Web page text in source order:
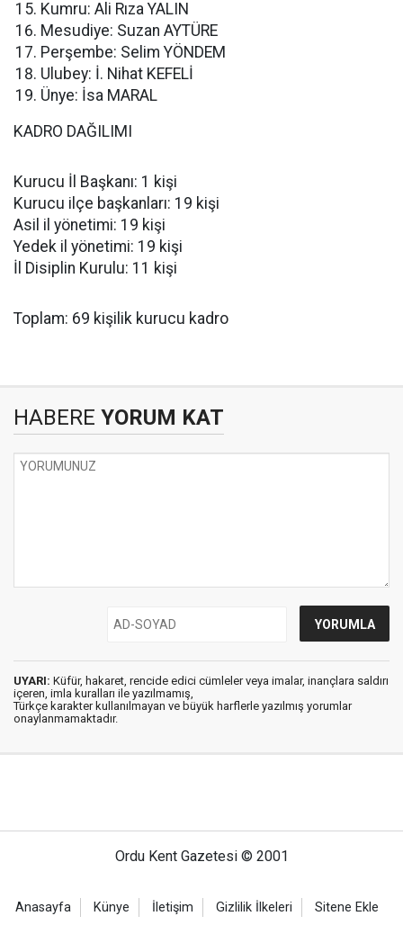
Kumru: Ali Rıza YALIN
Mesudiye: Suzan AYTÜRE
Perşembe: Selim YÖNDEM
Ulubey: İ. Nihat KEFELİ
Ünye: İsa MARAL
KADRO DAĞILIMI
Kurucu İl Başkanı: 1 kişi
Kurucu ilçe başkanları: 19 kişi
Asil il yönetimi: 19 kişi
Yedek il yönetimi: 19 kişi
İl Disiplin Kurulu: 11 kişi
Toplam: 69 kişilik kurucu kadro
HABERE YORUM KAT
UYARI: Küfür, hakaret, rencide edici cümleler veya imalar, inançlara saldırı
içeren, imla kuralları ile yazılmamış,
Türkçe karakter kullanılmayan ve büyük harflerle yazılmış yorumlar
onaylanmamaktadır.
Ordu Kent Gazetesi © 2001
Anasayfa Künye İletişim Gizlilik İlkeleri Sitene Ekle